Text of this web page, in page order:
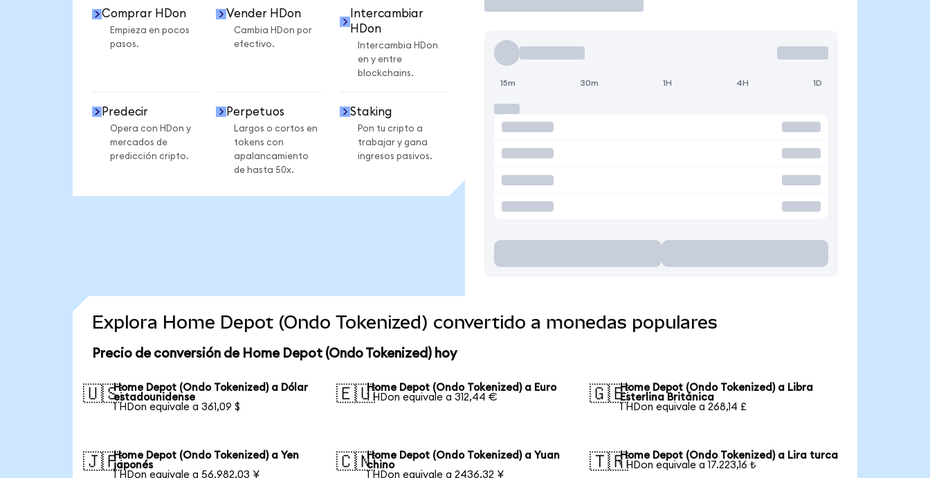
Comprar HDon
Empieza en pocos
pasos.
Vender HDon
Cambia HDon por
efectivo.
Intercambiar
HDon
Intercambia HDon
en y entre
blockchains.
Predecir
Opera con HDon y
mercados de
predicción cripto.
Perpetuos
Largos o cortos en
tokens con
apalancamiento
de hasta 50x.
Staking
Pon tu cripto a
trabajar y gana
ingresos pasivos.
15m 30m 1H 4H 1D
Explora Home Depot (Ondo Tokenized) convertido a monedas populares
Precio de conversión de Home Depot (Ondo Tokenized) hoy
🇺🇸Home Depot (Ondo Tokenized) a Dólar
estadounidense
1 HDon equivale a 361,09 $
🇪🇺Home Depot (Ondo Tokenized) a Euro
1 HDon equivale a 312,44 €
🇬🇧Home Depot (Ondo Tokenized) a Libra
Esterlina Británica
1 HDon equivale a 268,14 £
🇯🇵Home Depot (Ondo Tokenized) a Yen
japonés
1 HDon equivale a 56.982,03 ¥
🇨🇳Home Depot (Ondo Tokenized) a Yuan
chino
1 HDon equivale a 2436,32 ¥
🇹🇷Home Depot (Ondo Tokenized) a Lira turca
1 HDon equivale a 17.223,16 ₺